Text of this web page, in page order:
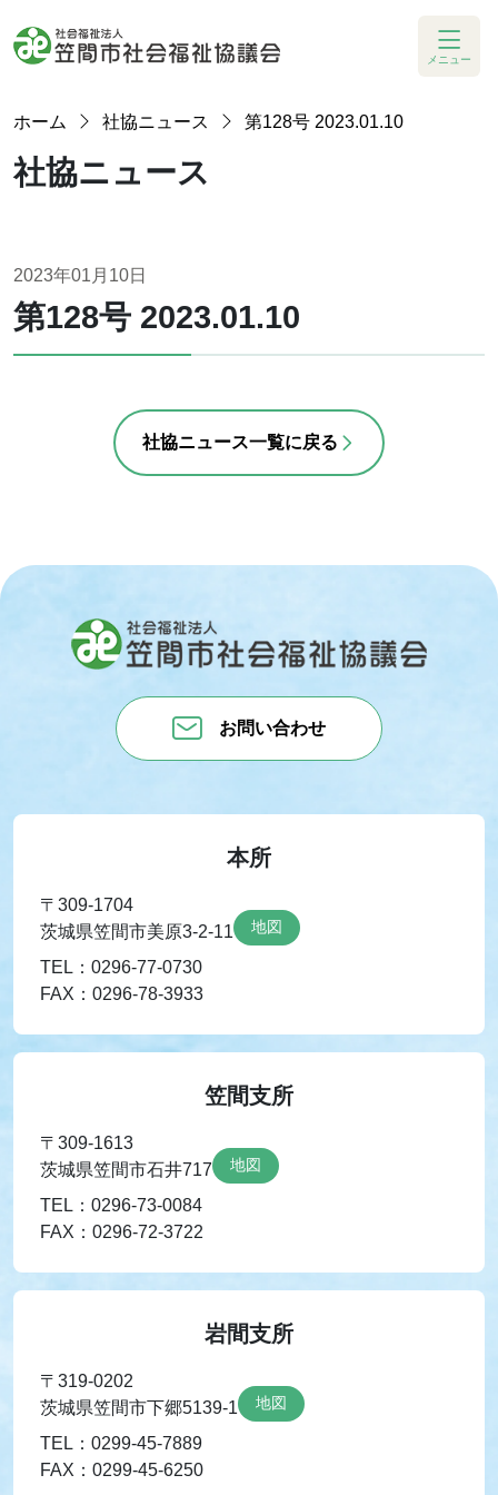
メニュー
ホーム 社協ニュース 第128号 2023.01.10
社協ニュース
2023年01月10日
第128号 2023.01.10
社協ニュース一覧に戻る
お問い合わせ
本所
〒309-1704
茨城県笠間市美原3-2-11
地図
TEL：0296-77-0730
FAX：0296-78-3933
笠間支所
〒309-1613
茨城県笠間市石井717
地図
TEL：0296-73-0084
FAX：0296-72-3722
岩間支所
〒319-0202
茨城県笠間市下郷5139-1
地図
TEL：0299-45-7889
FAX：0299-45-6250